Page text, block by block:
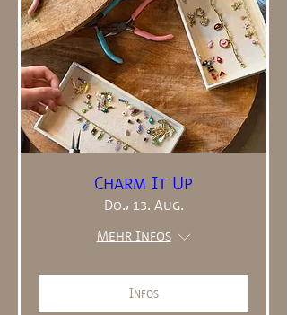
Charm It Up
Do., 13. Aug.
Mehr Infos
Infos